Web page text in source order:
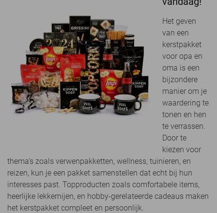
Het geven
van een
kerstpakket
voor opa en
oma is een
bijzondere
manier om je
waardering te
tonen en hen
te verrassen.
Door te
kiezen voor
thema’s zoals verwenpakketten, wellness, tuinieren, en
reizen, kun je een pakket samenstellen dat echt bij hun
interesses past. Topproducten zoals comfortabele items,
heerlijke lekkernijen, en hobby-gerelateerde cadeaus maken
het kerstpakket compleet en persoonlijk.